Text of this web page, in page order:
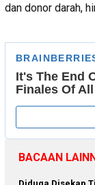
dan donor darah,
BACAAN